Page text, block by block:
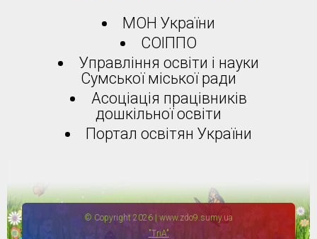
МОН України
СОІППО
Управління освіти і науки
Сумської міської ради
Асоціація працівників
дошкільної освіти
Портал освітян України
© Copyright 2026 | www.zdo9.sumy.ua
"TriA"